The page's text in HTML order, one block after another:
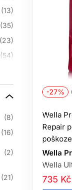
13
35
23
54
23
30
59
81
123
8
16
2
21
-27%
Wella
Repair
Wella
Wella
735 Kč